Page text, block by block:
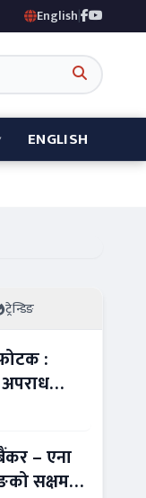
English|
ENGLISH
ट्रेन्डिङ
:
– एना
सक्षम